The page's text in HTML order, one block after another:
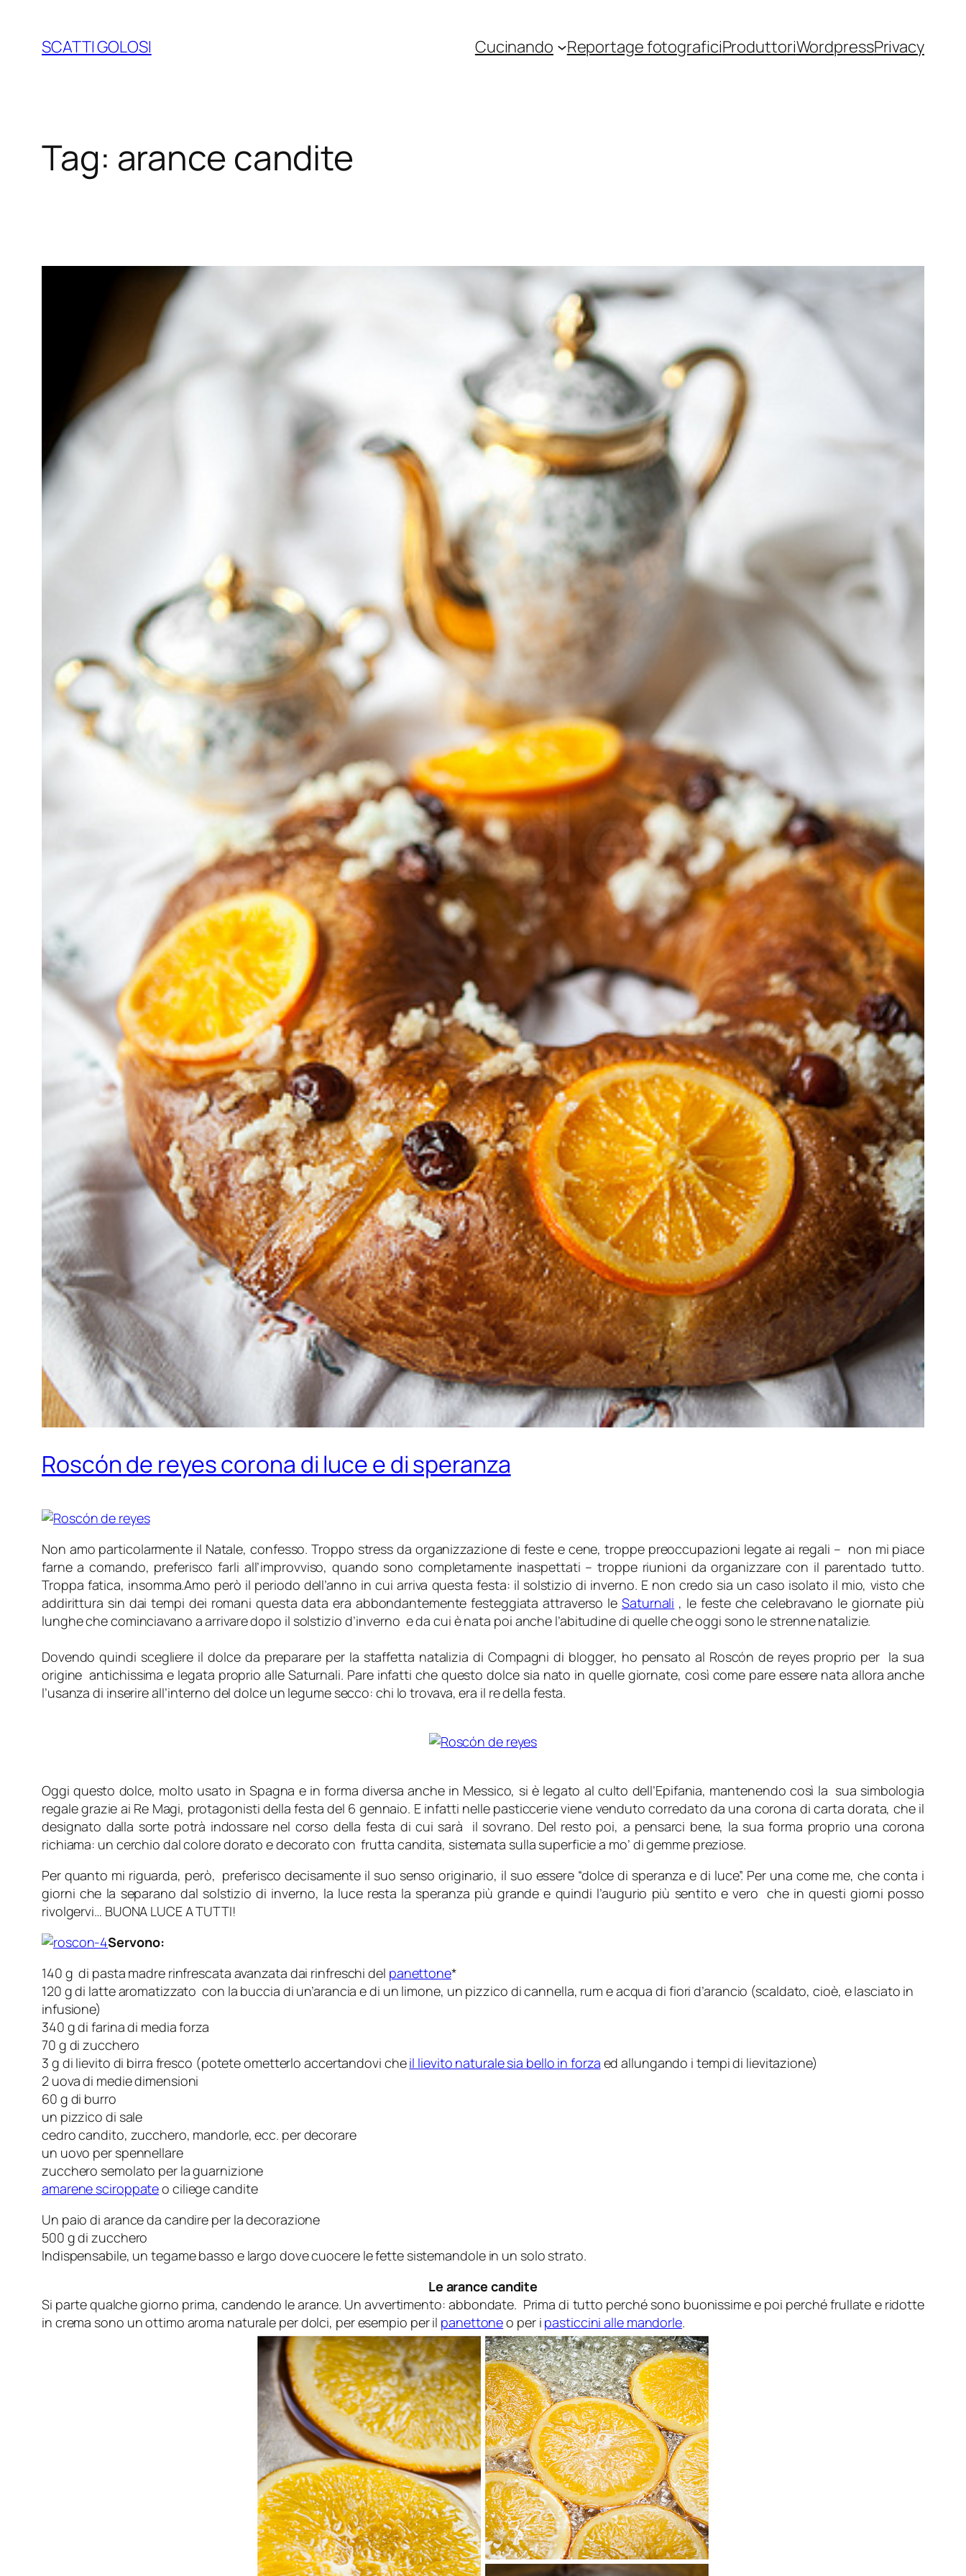
contenuto
SCATTI GOLOSI Cucinando Reportage fotograficiProduttoriWordpressPrivacy
Tag: arance candite
Roscón de reyes corona di luce e di speranza
Non amo particolarmente il Natale, confesso. Troppo stress da organizzazione di feste e cene, troppe preoccupazioni legate ai regali – non mi piace
farne a comando, preferisco farli all’improvviso, quando sono completamente inaspettati – troppe riunioni da organizzare con il parentado tutto.
Troppa fatica, insomma.Amo però il periodo dell’anno in cui arriva questa festa: il solstizio di inverno. E non credo sia un caso isolato il mio, visto che
addirittura sin dai tempi dei romani questa data era abbondantemente festeggiata attraverso leSaturnali , le feste che celebravano le giornate più
lunghe che cominciavano a arrivare dopo il solstizio d’inverno e da cui è nata poi anche l’abitudine di quelle che oggi sono le strenne natalizie.
Dovendo quindi scegliere il dolce da preparare per la staffetta natalizia di Compagni di blogger, ho pensato al Roscón de reyes proprio per la sua
origine antichissima e legata proprio alle Saturnali. Pare infatti che questo dolce sia nato in quelle giornate, così come pare essere nata allora anche
l’usanza di inserire all’interno del dolce un legume secco: chi lo trovava, era il re della festa.
Oggi questo dolce, molto usato in Spagna e in forma diversa anche in Messico, si è legato al culto dell’Epifania, mantenendo così la sua simbologia
regale grazie ai Re Magi, protagonisti della festa del 6 gennaio. E infatti nelle pasticcerie viene venduto corredato da una corona di carta dorata, che il
designato dalla sorte potrà indossare nel corso della festa di cui sarà il sovrano. Del resto poi, a pensarci bene, la sua forma proprio una corona
richiama: un cerchio dal colore dorato e decorato con frutta candita, sistemata sulla superficie a mo’ di gemme preziose.
Per quanto mi riguarda, però, preferisco decisamente il suo senso originario, il suo essere “dolce di speranza e di luce”. Per una come me, che conta i
giorni che la separano dal solstizio di inverno, la luce resta la speranza più grande e quindi l’augurio più sentito e vero che in questi giorni posso
rivolgervi… BUONA LUCE A TUTTI!
Servono:
140 g di pasta madre rinfrescata avanzata dai rinfreschi del panettone*
120 g di latte aromatizzato con la buccia di un’arancia e di un limone, un pizzico di cannella, rum e acqua di fiori d’arancio (scaldato, cioè, e lasciato in
infusione)
340 g di farina di media forza
70 g di zucchero
3 g di lievito di birra fresco (potete ometterlo accertandovi cheil lievito naturale sia bello in forza ed allungando i tempi di lievitazione)
2 uova di medie dimensioni
60 g di burro
un pizzico di sale
cedro candito, zucchero, mandorle, ecc. per decorare
un uovo per spennellare
zucchero semolato per la guarnizione
amarene sciroppateo ciliege candite
Un paio di arance da candire per la decorazione
500 g di zucchero
Indispensabile, un tegame basso e largo dove cuocere le fette sistemandole in un solo strato.
Le arance candite
Si parte qualche giorno prima, candendo le arance. Un avvertimento: abbondate. Prima di tutto perché sono buonissime e poi perché frullate e ridotte
in crema sono un ottimo aroma naturale per dolci, per esempio per il panettoneo per i pasticcini alle mandorle.